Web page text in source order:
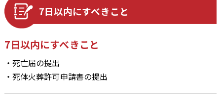
7日以内にすべきこと
7日以内にすべきこと
・死亡届の提出
・死体火葬許可申請書の提出